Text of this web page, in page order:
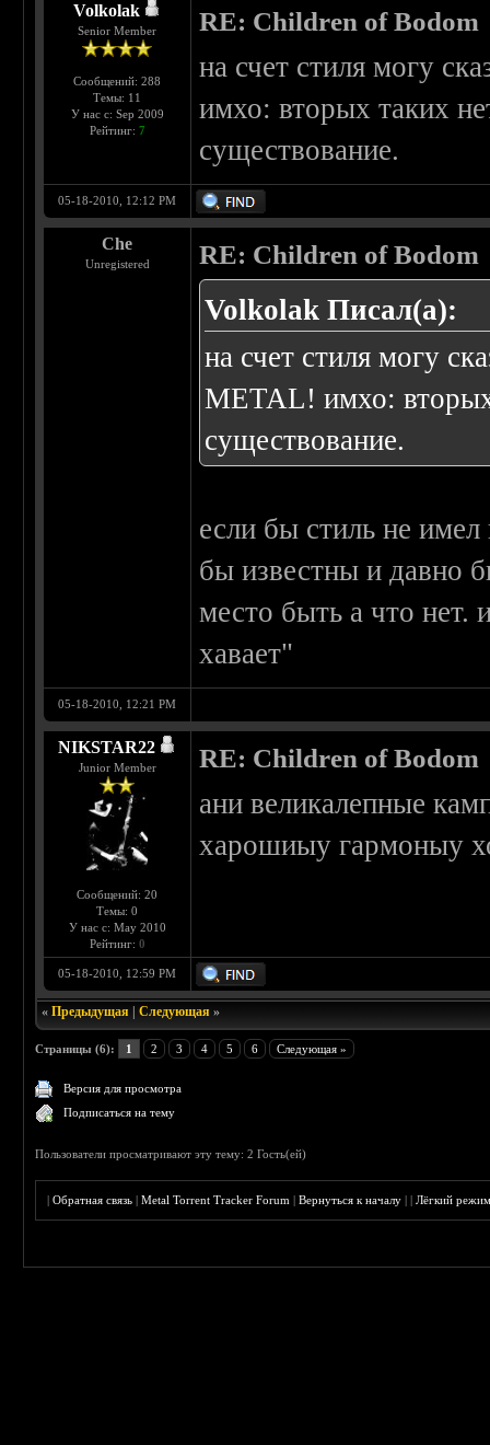
Volkolak
Senior Member
Сообщений: 288
Темы: 11
У нас с: Sep 2009
Рейтинг: 7
RE: Children of Bodom
на счет стиля могу
имхо: вторых таких
существование.
05-18-2010, 12:12 PM
Che
Unregistered RE: Children of Bodom
Volkolak Писал(а):
на счет стиля могу
METAL! имхо: вторых
существование.
если бы стиль не
бы известны и давно
место быть а что нет.
хавает"
05-18-2010, 12:21 PM
NIKSTAR22
Junior Member
Сообщений: 20
Темы: 0
У нас с: May 2010
Рейтинг: 0
RE: Children of Bodom
ани великалепные
харошиыу гармоныу
05-18-2010, 12:59 PM
«Предыдущая |Следующая »
Страницы (6): 1 2 3 4 5 6 Следующая »
Версия для просмотра
Подписаться на тему
Пользователи просматривают эту тему: 2 Гость(ей)
|Обратная связь |Metal Torrent Tracker Forum |Вернуться к началу ||Лёгкий